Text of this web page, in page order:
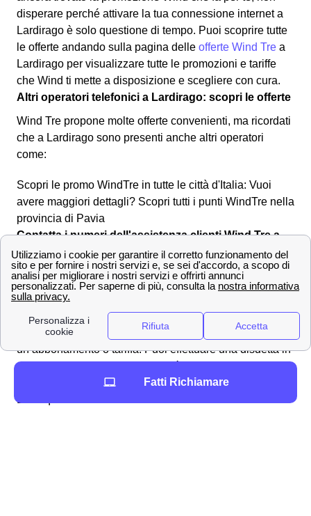
disperare perché attivare la tua connessione internet a
Lardirago è solo questione di tempo. Puoi scoprire tutte
le offerte andando sulla pagina delle offerte Wind Tre a
Lardirago per visualizzare tutte le promozioni e tariffe
che Wind ti mette a disposizione e scegliere con cura.
Altri operatori telefonici a Lardirago: scopri le offerte
Wind Tre propone molte offerte convenienti, ma ricordati
che a Lardirago sono presenti anche altri operatori
come:
Scopri le promo WindTre in tutte le città d'Italia: Vuoi
avere maggiori dettagli? Scopri tutti i punti WindTre nella
provincia di Pavia
Contatta i numeri dell'assistenza clienti Wind Tre a
Lardirago
Effettuare una disdetta con Wind Tre a Lardirago
Come fare per disdire un contratto con Wind Tre a
Lardirago? L'operatore segue i suoi clienti lardiraghesi
in tutte le operazioni necessarie, anche per la disdetta di
un abbonamento o tariffa. Puoi effettuare una disdetta in
qualsiasi momento, l'importante è inviare una
comunicazione per tempo all'operatore a Lardirago.
Ecco qua sotto alcuni dei canali utilizzabili:
Fatti Richiamare